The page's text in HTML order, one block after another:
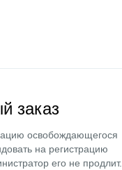
заказ
освобождающегося
на регистрацию
его не продлит.